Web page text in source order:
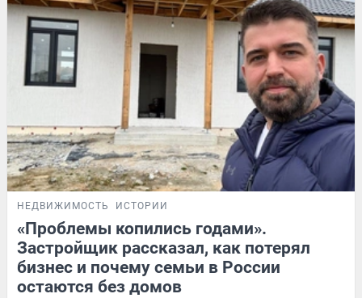
НЕДВИЖИМОСТЬ ИСТОРИИ
«Проблемы копились годами».
Застройщик рассказал, как потерял
бизнес и почему семьи в России
остаются без домов